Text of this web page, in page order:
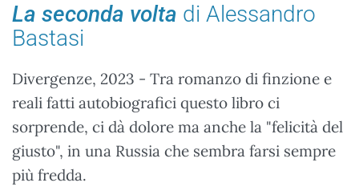
La seconda volta di Alessandro
Bastasi
Divergenze, 2023 - Tra romanzo di finzione e
reali fatti autobiografici questo libro ci
sorprende, ci dà dolore ma anche la "felicità del
giusto", in una Russia che sembra farsi sempre
più fredda.